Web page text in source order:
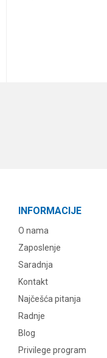
INFORMACIJE
O nama
Zaposlenje
Saradnja
Kontakt
Najčešća pitanja
Radnje
Blog
Privilege program